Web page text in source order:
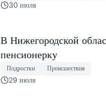
30 июля
В Нижегородской
пенсионерку
Подростки Происшествия
29 июля